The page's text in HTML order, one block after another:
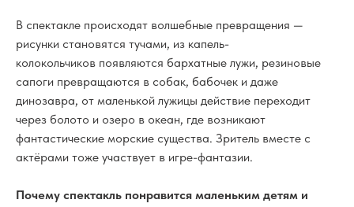
В спектакле происходят волшебные превращения —
рисунки становятся тучами, из капель-
колокольчиков появляются бархатные лужи, резиновые
сапоги превращаются в собак, бабочек и даже
динозавра, от маленькой лужицы действие переходит
через болото и озеро в океан, где возникают
фантастические морские существа. Зритель вместе с
актёрами тоже участвует в игре-фантазии.
Почему спектакль понравится маленьким детям и